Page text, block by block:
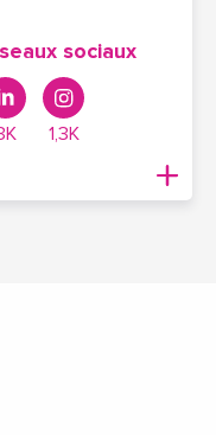
sociaux
1,3K